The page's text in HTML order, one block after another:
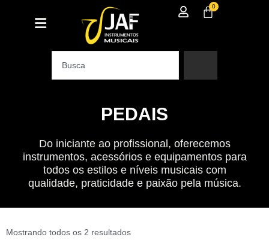
0
PEDAIS
Do iniciante ao profissional, oferecemos
instrumentos, acessórios e equipamentos para
todos os estilos e níveis musicais com
qualidade, praticidade e paixão pela música.
Mostrando todos os 2 resultados